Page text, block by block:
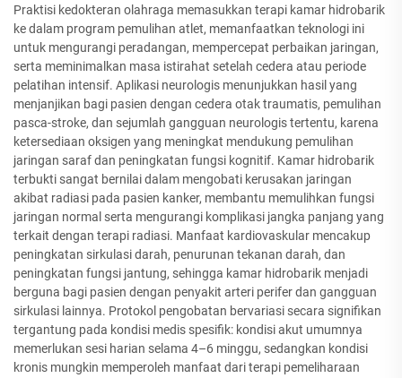
Praktisi kedokteran olahraga memasukkan terapi kamar hidrobarik
ke dalam program pemulihan atlet, memanfaatkan teknologi ini
untuk mengurangi peradangan, mempercepat perbaikan jaringan,
serta meminimalkan masa istirahat setelah cedera atau periode
pelatihan intensif. Aplikasi neurologis menunjukkan hasil yang
menjanjikan bagi pasien dengan cedera otak traumatis, pemulihan
pasca-stroke, dan sejumlah gangguan neurologis tertentu, karena
ketersediaan oksigen yang meningkat mendukung pemulihan
jaringan saraf dan peningkatan fungsi kognitif. Kamar hidrobarik
terbukti sangat bernilai dalam mengobati kerusakan jaringan
akibat radiasi pada pasien kanker, membantu memulihkan fungsi
jaringan normal serta mengurangi komplikasi jangka panjang yang
terkait dengan terapi radiasi. Manfaat kardiovaskular mencakup
peningkatan sirkulasi darah, penurunan tekanan darah, dan
peningkatan fungsi jantung, sehingga kamar hidrobarik menjadi
berguna bagi pasien dengan penyakit arteri perifer dan gangguan
sirkulasi lainnya. Protokol pengobatan bervariasi secara signifikan
tergantung pada kondisi medis spesifik: kondisi akut umumnya
memerlukan sesi harian selama 4–6 minggu, sedangkan kondisi
kronis mungkin memperoleh manfaat dari terapi pemeliharaan